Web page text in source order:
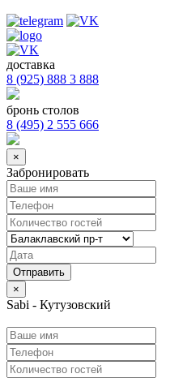
доставка
8 (925) 888 3 888
бронь столов
8 (495) 2 555 666
×
Забронировать
×
Sabi - Кутузовский